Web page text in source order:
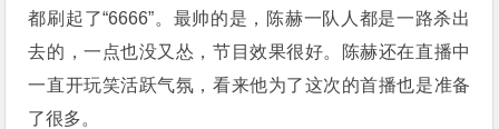
都刷起了“6666”。最帅的是，陈赫一队人都是一路杀出
去的，一点也没又怂，节目效果很好。陈赫还在直播中
一直开玩笑活跃气氛，看来他为了这次的首播也是准备
了很多。